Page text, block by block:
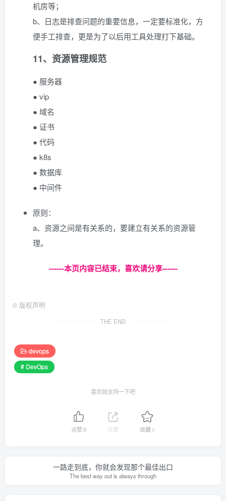
机房等；
b、日志是排查问题的重要信息，一定要标准化，方
便手工排查，更是为了以后用工具处理打下基础。
11、资源管理规范
● 服务器
● vip
● 域名
● 证书
● 代码
● k8s
● 数据库
● 中间件
原则：
a、资源之间是有关系的，要建立有关系的资源管
理。
------本页内容已结束，喜欢请分享------
© 版权声明
THE END
devops
# DevOps
喜欢就支持一下吧
点赞0 分享 收藏0
一路走到底，你就会发现那个最佳出口
The best way out is always through